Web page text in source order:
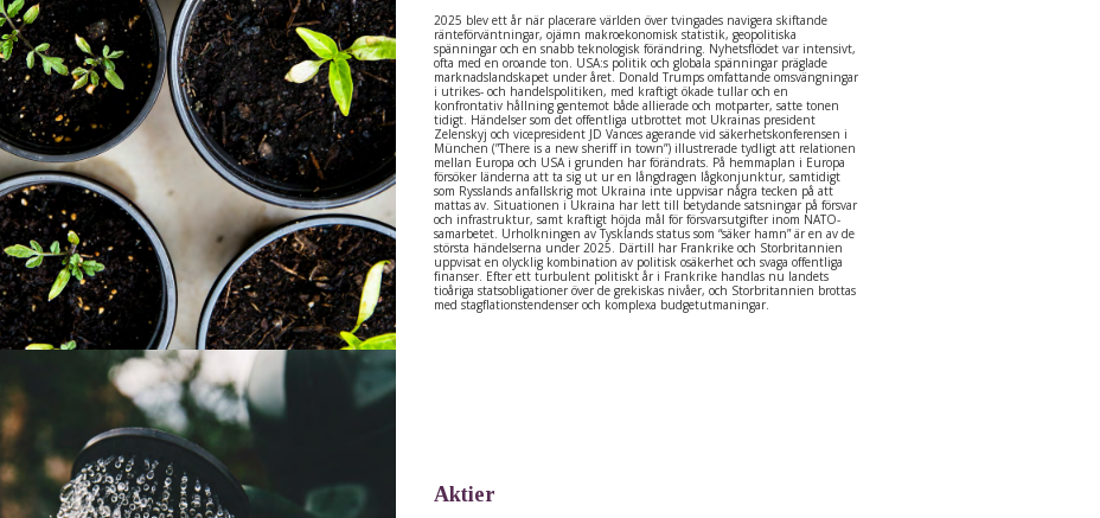
2025 blev ett år när placerare världen över tvingades navigera skiftande
ränteförväntningar, ojämn makroekonomisk statistik, geopolitiska
spänningar och en snabb teknologisk förändring. Nyhetsflödet var intensivt,
ofta med en oroande ton. USA:s politik och globala spänningar präglade
marknadslandskapet under året. Donald Trumps omfattande omsvängningar
i utrikes- och handelspolitiken, med kraftigt ökade tullar och en
konfrontativ hållning gentemot både allierade och motparter, satte tonen
tidigt. Händelser som det offentliga utbrottet mot Ukrainas president
Zelenskyj och vicepresident JD Vances agerande vid säkerhetskonferensen i
München (”There is a new sheriff in town”) illustrerade tydligt att relationen
mellan Europa och USA i grunden har förändrats. På hemmaplan i Europa
försöker länderna att ta sig ut ur en långdragen lågkonjunktur, samtidigt
som Rysslands anfallskrig mot Ukraina inte uppvisar några tecken på att
mattas av. Situationen i Ukraina har lett till betydande satsningar på försvar
och infrastruktur, samt kraftigt höjda mål för försvarsutgifter inom NATO-
samarbetet. Urholkningen av Tysklands status som “säker hamn” är en av de
största händelserna under 2025. Därtill har Frankrike och Storbritannien
uppvisat en olycklig kombination av politisk osäkerhet och svaga offentliga
finanser. Efter ett turbulent politiskt år i Frankrike handlas nu landets
tioåriga statsobligationer över de grekiskas nivåer, och Storbritannien brottas
med stagflationstendenser och komplexa budgetutmaningar.
Aktier